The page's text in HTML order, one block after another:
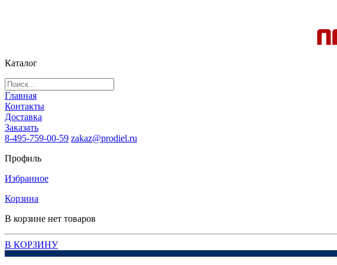
Каталог
Главная
Контакты
Доставка
Заказать
8-495-759-00-59 zakaz@prodiel.ru
Профиль
Избранное
Корзина
В корзине нет товаров
В КОРЗИНУ